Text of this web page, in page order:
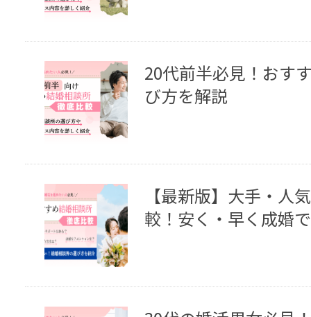
20代前半必見！おす
び方を解説
【最新版】大手・人
較！安く・早く成婚